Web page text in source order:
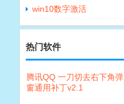
win10数字激活
热门软件
腾讯QQ 一刀切去右下角弹
窗通用补丁v2.1